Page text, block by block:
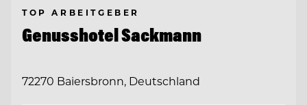
TOP ARBEITGEBER
Genusshotel Sackmann
72270 Baiersbronn, Deutschland